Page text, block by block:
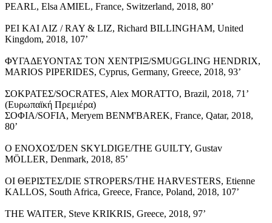
PEARL, Elsa AMIEL, France, Switzerland, 2018, 80’
ΡΕΙ ΚΑΙ ΛΙΖ / RAY & LIZ, Richard BILLINGHAM, United
Kingdom, 2018, 107’
ΦΥΓΑΔΕΥΟΝΤΑΣ ΤΟΝ ΧΕΝΤΡΙΞ/SMUGGLING HENDRIX,
MARIOS PIPERIDES, Cyprus, Germany, Greece, 2018, 93’
ΣΟΚΡΑΤΕΣ/SOCRATES, Alex MORATTO, Brazil, 2018, 71’
(Ευρωπαϊκή Πρεμιέρα)
ΣΟΦΙΑ/SOFIA, Meryem BENM'BAREK, France, Qatar, 2018,
80’
Ο ΕΝΟΧΟΣ/DEN SKYLDIGE/THE GUILTY, Gustav
MÖLLER, Denmark, 2018, 85’
ΟΙ ΘΕΡΙΣΤΕΣ/DIE STROPERS/THE HARVESTERS, Etienne
KALLOS, South Africa, Greece, France, Poland, 2018, 107’
THE WAITER, Steve KRIKRIS, Greece, 2018, 97’